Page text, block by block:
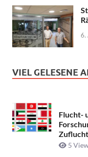
6.
VIEL GELESENE
Flucht-
5